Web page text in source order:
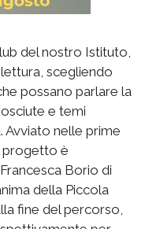
del nostro Istituto,
scegliendo
possano parlare la
e temi
Avviato nelle prime
progetto è
Borio di
della Piccola
fine del percorso,